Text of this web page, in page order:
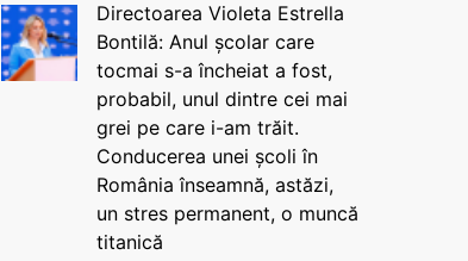
Directoarea Violeta Estrella
Bontilă: Anul școlar care
tocmai s-a încheiat a fost,
probabil, unul dintre cei mai
grei pe care i-am trăit.
Conducerea unei școli în
România înseamnă, astăzi,
un stres permanent, o muncă
titanică